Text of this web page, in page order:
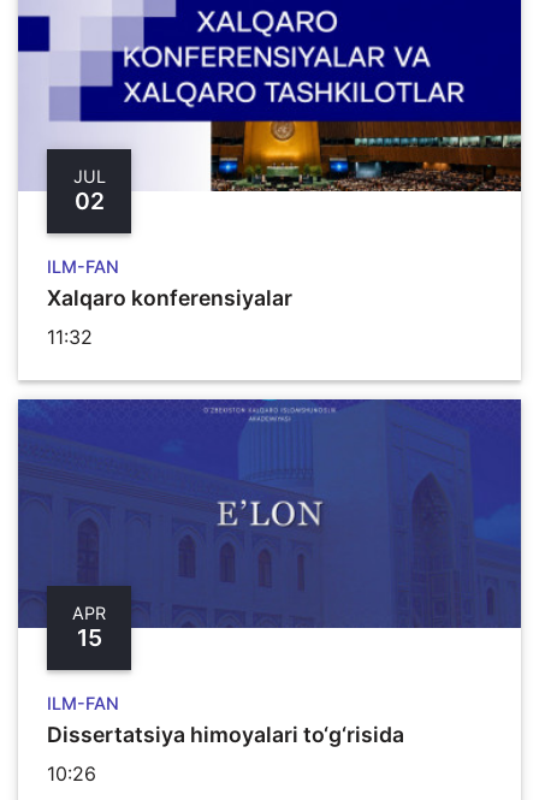
JUL
02
ILM-FAN
Xalqaro konferensiyalar
11:32
APR
15
ILM-FAN
Dissertatsiya himoyalari to‘g‘risida
10:26